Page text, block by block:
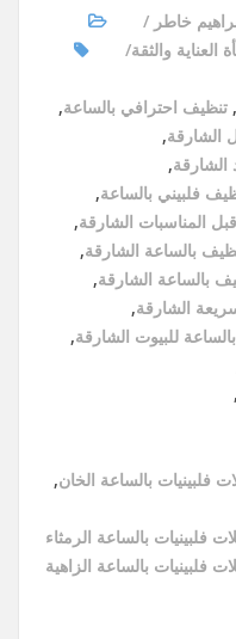
خاطر
العناية والثقة
, تنظيف احترافي بالساعة,
الشارقة,
,
فلبيني بالساعة,
المناسبات الشارقة,
بالساعة الشارقة,
بالساعة الشارقة,
الشارقة,
للبيوت الشارقة,
,
فلبينيات بالساعة الخان,
فلبينيات بالساعة الرمثاء
فلبينيات بالساعة الزاهية